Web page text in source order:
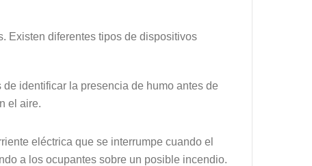
Existen diferentes tipos de dispositivos
identificar la presencia de humo antes de
el aire.
eléctrica que se interrumpe cuando el
a los ocupantes sobre un posible incendio.